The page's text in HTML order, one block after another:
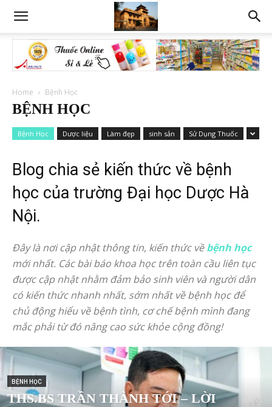
Home Bệnh Học
BỆNH HỌC
Bệnh Học Dược liệu Làm đẹp sinh sản Sử Dụng Thuốc
Blog chia sẻ kiến thức về bệnh
học của trường Đại học Dược Hà
Nội.
Đây là nơi cập nhật thông tin, kiến thức vềbệnh học
mới nhất. Các bài báo khoa học trên toàn cầu liên tục
được cập nhật nhằm đảm bảo sinh viên và người dân
có kiến thức nhanh nhất, sớm nhất về bệnh học để
chủ động hiểu về bệnh tình, cơ chế bệnh mình đang
mắc phải từ đó nâng cao sức khỏe cộng đồng!
BỆNH HỌC
THS.BS TRẦN THÀNH TỚI – LỜI